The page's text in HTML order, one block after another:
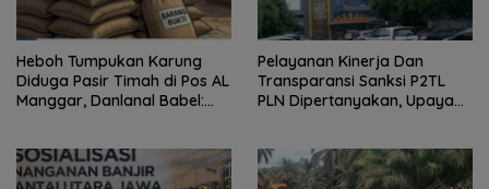
Heboh Tumpukan Karung
Diduga Pasir Timah di Pos AL
Manggar, Danlanal Babel:
Pelayanan Kinerja Dan
Transparansi Sanksi P2TL
PLN Dipertanyakan, Upaya